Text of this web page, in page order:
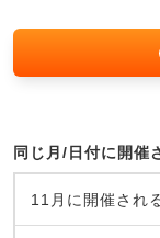
同じ月/日付に開催
11月に開催され